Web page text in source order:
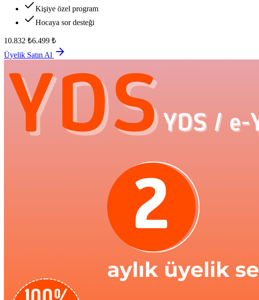
Kişiye özel program
Hocaya sor desteği
10.832 ₺6.499 ₺
Üyelik Satın Al